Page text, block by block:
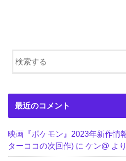
最近のコメント
映画『ポケモン』2023年新作情
ターココの次回作) にケン@ より